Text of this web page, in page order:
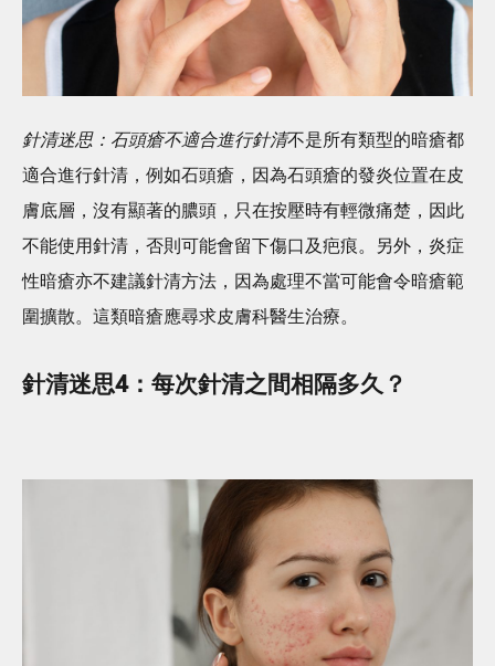
針清迷思：石頭瘡不適合進行針清不是所有類型的暗瘡都
適合進行針清，例如石頭瘡，因為石頭瘡的發炎位置在皮
膚底層，沒有顯著的膿頭，只在按壓時有輕微痛楚，因此
不能使用針清，否則可能會留下傷口及疤痕。另外，炎症
性暗瘡亦不建議針清方法，因為處理不當可能會令暗瘡範
圍擴散。這類暗瘡應尋求皮膚科醫生治療。
針清迷思4：每次針清之間相隔多久？